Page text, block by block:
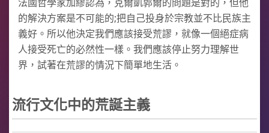
的解決方案是不可能的;把自己投身於宗教並不比民族主
義好。所以他決定我們應該接受荒謬，就像一個絕症病
人接受死亡的必然性一樣。我們應該停止努力理解世
界，試著在荒謬的情況下簡單地生活。
流行文化中的荒誕主義